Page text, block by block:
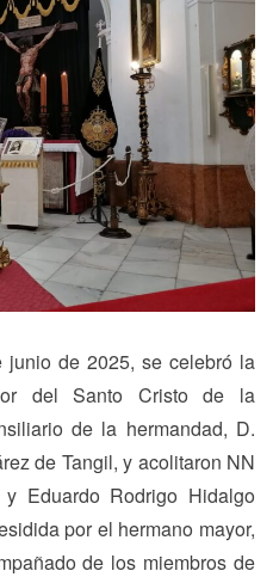
de 2025, se celebró la
del Santo Cristo de la
de la hermandad, D.
de Tangil, y acolitaron NN
Eduardo Rodrigo Hidalgo
por el hermano mayor,
de los miembros de